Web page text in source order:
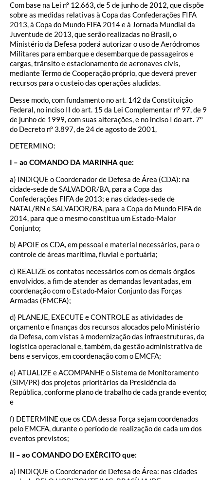
Com base na Lei nº 12.663, de 5 de junho de 2012, que dispõe
sobre as medidas relativas à Copa das Confederações FIFA
2013, à Copa do Mundo FIFA 2014 e à Jornada Mundial da
Juventude de 2013, que serão realizadas no Brasil, o
Ministério da Defesa poderá autorizar o uso de Aeródromos
Militares para embarque e desembarque de passageiros e
cargas, trânsito e estacionamento de aeronaves civis,
mediante Termo de Cooperação próprio, que deverá prever
recursos para o custeio das operações aludidas.
Desse modo, com fundamento no art. 142 da Constituição
Federal, no inciso II do art. 15 da Lei Complementar nº 97, de 9
de junho de 1999, com suas alterações, e no inciso I do art. 7º
do Decreto nº 3.897, de 24 de agosto de 2001,
DETERMINO:
I – ao COMANDO DA MARINHA que:
a) INDIQUE o Coordenador de Defesa de Área (CDA): na
cidade-sede de SALVADOR/BA, para a Copa das
Confederações FIFA de 2013; e nas cidades-sede de
NATAL/RN e SALVADOR/BA, para a Copa do Mundo FIFA de
2014, para que o mesmo constitua um Estado-Maior
Conjunto;
b) APOIE os CDA, em pessoal e material necessários, para o
controle de áreas marítima, fluvial e portuária;
c) REALIZE os contatos necessários com os demais órgãos
envolvidos, a fim de atender as demandas levantadas, em
coordenação com o Estado-Maior Conjunto das Forças
Armadas (EMCFA);
d) PLANEJE, EXECUTE e CONTROLE as atividades de
orçamento e finanças dos recursos alocados pelo Ministério
da Defesa, com vistas à modernização das infraestruturas, da
logística operacional e, também, da gestão administrativa de
bens e serviços, em coordenação com o EMCFA;
e) ATUALIZE e ACOMPANHE o Sistema de Monitoramento
(SIM/PR) dos projetos prioritários da Presidência da
República, conforme plano de trabalho de cada grande evento;
e
f) DETERMINE que os CDA dessa Força sejam coordenados
pelo EMCFA, durante o período de realização de cada um dos
eventos previstos;
II – ao COMANDO DO EXÉRCITO que:
a) INDIQUE o Coordenador de Defesa de Área: nas cidades